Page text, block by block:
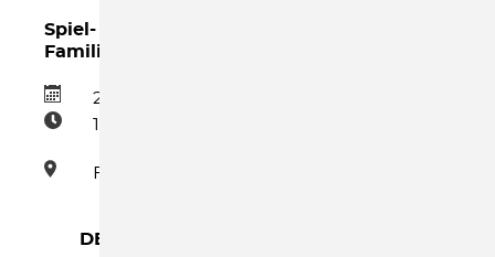
Spiel- und Bastelnachmittag im
Familienzentrum
20.08.2026
15:00–17:00
Familienzentrum
DETAILS →